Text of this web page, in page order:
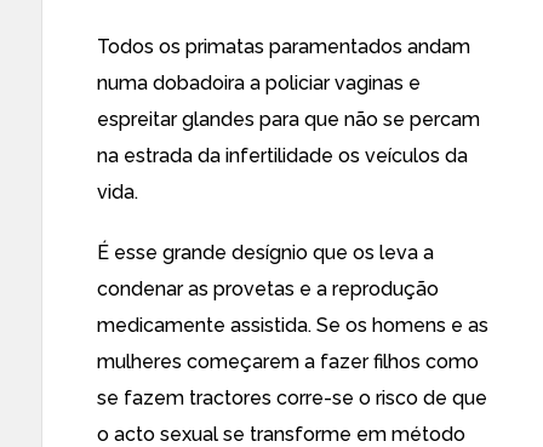
Todos os primatas paramentados andam
numa dobadoira a policiar vaginas e
espreitar glandes para que não se percam
na estrada da infertilidade os veículos da
vida.
É esse grande desígnio que os leva a
condenar as provetas e a reprodução
medicamente assistida. Se os homens e as
mulheres começarem a fazer filhos como
se fazem tractores corre-se o risco de que
o acto sexual se transforme em método